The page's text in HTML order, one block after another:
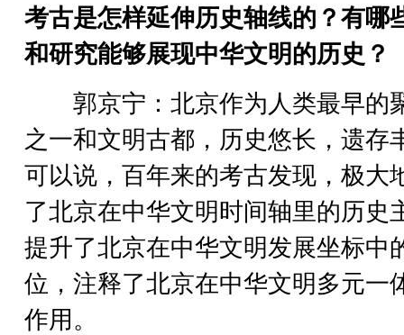
考古是怎样延伸历史轴线的？有哪
和研究能够展现中华文明的历史？
郭京宁：北京作为人类最早的
之一和文明古都，历史悠长，遗存
可以说，百年来的考古发现，极大
了北京在中华文明时间轴里的历史
提升了北京在中华文明发展坐标中
位，注释了北京在中华文明多元一
作用。